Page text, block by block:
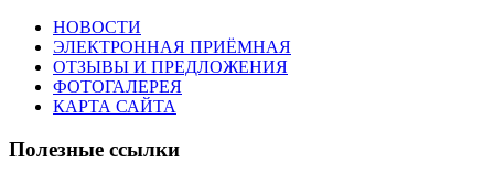
НОВОСТИ
ЭЛЕКТРОННАЯ ПРИЁМНАЯ
ОТЗЫВЫ И ПРЕДЛОЖЕНИЯ
ФОТОГАЛЕРЕЯ
КАРТА САЙТА
Полезные ссылки